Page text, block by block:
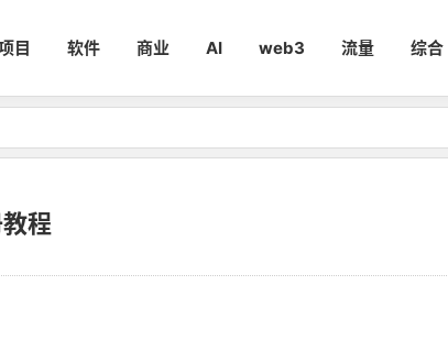
目 软件 商业 AI web3 流量 综合
程